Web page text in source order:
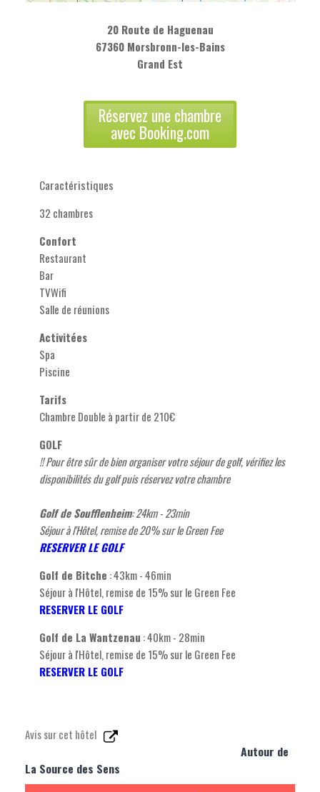
20 Route de Haguenau
67360 Morsbronn-les-Bains
Grand Est
Réservez une chambre
avec Booking.com
Caractéristiques
32 chambres
Confort
Restaurant
Bar
TVWifi
Salle de réunions
Activitées
Spa
Piscine
Tarifs
Chambre Double à partir de 210€
GOLF
!! Pour être sûr de bien organiser votre séjour de golf, vérifiez les
disponibilités du golf puis réservez votre chambre
Golf de Soufflenheim: 24km - 23min
Séjour à l'Hôtel, remise de 20% sur le Green Fee
RESERVER LE GOLF
Golf de Bitche : 43km - 46min
Séjour à l'Hôtel, remise de 15% sur le Green Fee
RESERVER LE GOLF
Golf de La Wantzenau : 40km - 28min
Séjour à l'Hôtel, remise de 15% sur le Green Fee
RESERVER LE GOLF
Avis sur cet hôtel
Autour de
La Source des Sens